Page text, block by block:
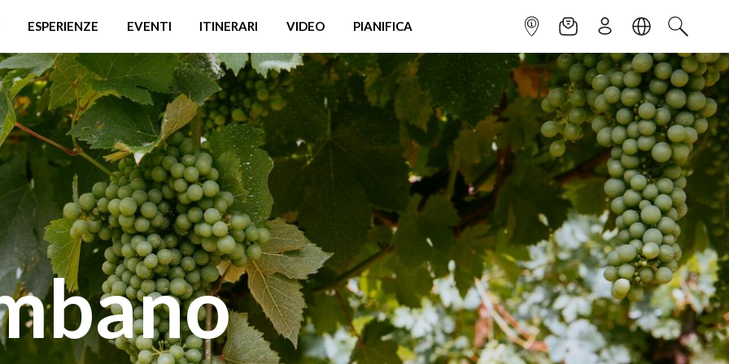
ESPERIENZE EVENTI ITINERARI VIDEO PIANIFICA INFOPOINTNEWSLETTER
ISCRIVITILINGUACERCA